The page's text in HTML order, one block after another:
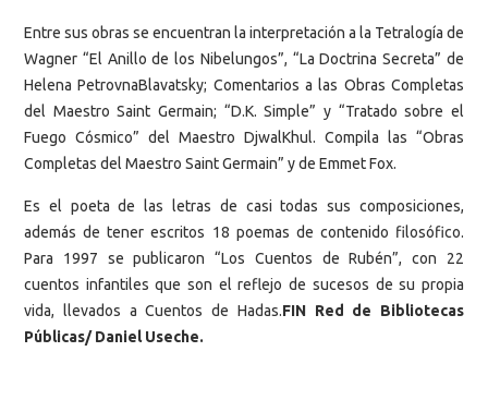
Entre sus obras se encuentran la interpretación a la Tetralogía de
Wagner “El Anillo de los Nibelungos”, “La Doctrina Secreta” de
Helena PetrovnaBlavatsky; Comentarios a las Obras Completas
del Maestro Saint Germain; “D.K. Simple” y “Tratado sobre el
Fuego Cósmico” del Maestro DjwalKhul. Compila las “Obras
Completas del Maestro Saint Germain” y de Emmet Fox.
Es el poeta de las letras de casi todas sus composiciones,
además de tener escritos 18 poemas de contenido filosófico.
Para 1997 se publicaron “Los Cuentos de Rubén”, con 22
cuentos infantiles que son el reflejo de sucesos de su propia
vida, llevados a Cuentos de Hadas.FIN Red de Bibliotecas
Públicas/ Daniel Useche.